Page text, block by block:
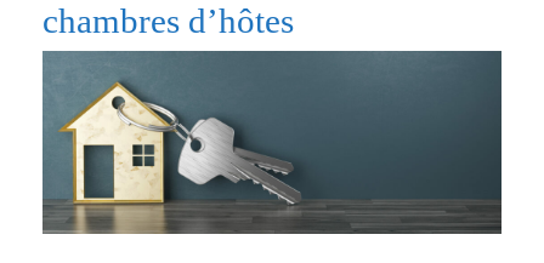
chambres d’hôtes